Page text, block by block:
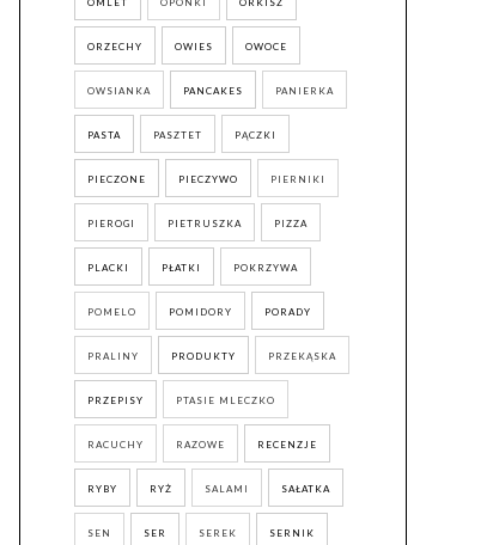
ORZECHY OWIES OWOCE
OWSIANKA PANCAKES PANIERKA
PASTA PASZTET PĄCZKI
PIECZONE PIECZYWO PIERNIKI
PIEROGI PIETRUSZKA PIZZA
PLACKI PŁATKI POKRZYWA
POMELO POMIDORY PORADY
PRALINY PRODUKTY PRZEKĄSKA
PRZEPISY PTASIE MLECZKO
RACUCHY RAZOWE RECENZJE
RYBY RYŻ SALAMI SAŁATKA
SEN SER SEREK SERNIK